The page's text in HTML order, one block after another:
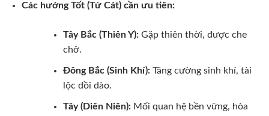
Các hướng Tốt (Tứ Cát) cần ưu tiên:
Tây Bắc (Thiên Y):Gặp thiên thời, được che
chở.
Đông Bắc (Sinh Khí):Tăng cường sinh khí, tài
lộc dồi dào.
Tây (Diên Niên):Mối quan hệ bền vững, hòa